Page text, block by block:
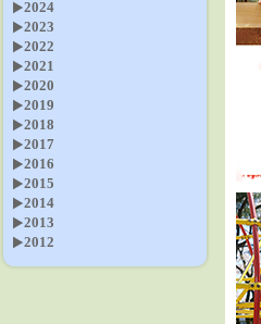
2024
2023
2022
2021
2020
2019
2018
2017
2016
2015
2014
2013
2012